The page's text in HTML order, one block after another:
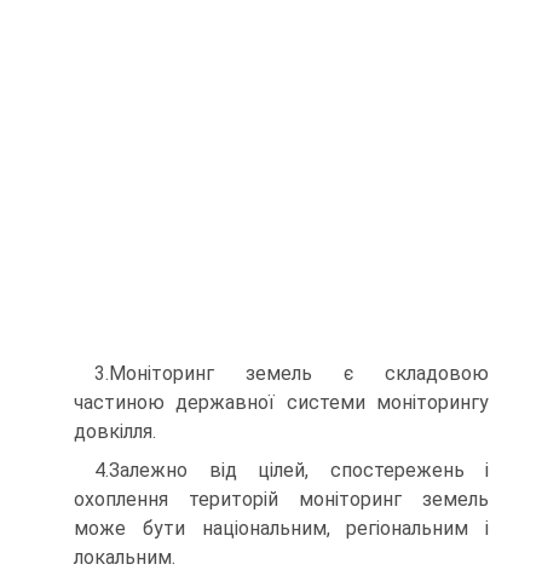
3.Моніторинг земель є складовою
частиною державної системи моніторингу
довкілля.
4.Залежно від цілей, спостережень і
охоплення територій моніторинг земель
може бути національним, регіональним і
локальним.